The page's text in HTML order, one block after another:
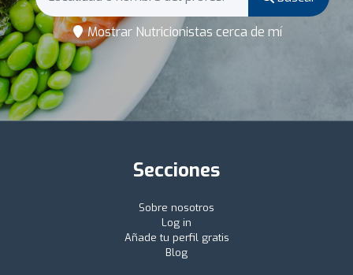
Mostrar Nutricionistas cerca de mí
Secciones
Sobre nosotros
Log in
Añade tu perfil gratis
Blog